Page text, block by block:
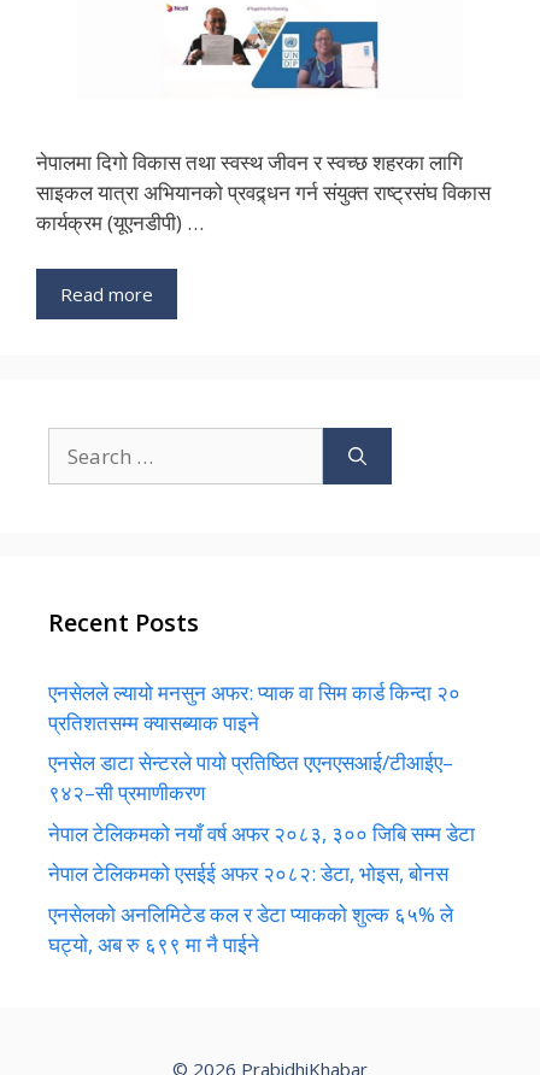
नेपालमा दिगो विकास तथा स्वस्थ जीवन र स्वच्छ शहरका लागि
साइकल यात्रा अभियानको प्रवद्र्धन गर्न संयुक्त राष्ट्रसंघ विकास
कार्यक्रम (यूएनडीपी) …
Read more
for:
Recent Posts
एनसेलले ल्यायो मनसुन अफर: प्याक वा सिम कार्ड किन्दा २०
प्रतिशतसम्म क्यासब्याक पाइने
एनसेल डाटा सेन्टरले पायो प्रतिष्ठित एएनएसआई/टीआईए–
९४२–सी प्रमाणीकरण
नेपाल टेलिकमको नयाँ वर्ष अफर २०८३, ३०० जिबि सम्म डेटा
नेपाल टेलिकमको एसईई अफर २०८२: डेटा, भोइस, बोनस
एनसेलको अनलिमिटेड कल र डेटा प्याकको शुल्क ६५% ले
घट्यो, अब रु ६९९ मा नै पाईने
© 2026 PrabidhiKhabar